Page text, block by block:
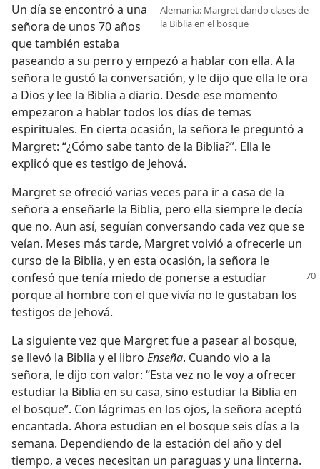
Alemania: Margret dando clases de
la Biblia en el bosque
Un día se encontró a una
señora de unos 70 años
que también estaba
paseando a su perro y empezó a hablar con ella. A la
señora le gustó la conversación, y le dijo que ella le ora
a Dios y lee la Biblia a diario. Desde ese momento
empezaron a hablar todos los días de temas
espirituales. En cierta ocasión, la señora le preguntó a
Margret: “¿Cómo sabe tanto de la Biblia?”. Ella le
explicó que es testigo de Jehová.
Margret se ofreció varias veces para ir a casa de la
señora a enseñarle la Biblia, pero ella siempre le decía
que no. Aun así, seguían conversando cada vez que se
veían. Meses más tarde, Margret volvió a ofrecerle un
curso de la Biblia, y en esta ocasión, la señora le
confesó quetenía miedo de ponerse a estudiar
porque al hombre con el que vivía no le gustaban los
testigos de Jehová.
La siguiente vez que Margret fue a pasear al bosque,
se llevó la Biblia y el libro Enseña. Cuando vio a la
señora, le dijo con valor: “Esta vez no le voy a ofrecer
estudiar la Biblia en su casa, sino estudiar la Biblia en
el bosque”. Con lágrimas en los ojos, la señora aceptó
encantada. Ahora estudian en el bosque seis días a la
semana. Dependiendo de la estación del año y del
tiempo, a veces necesitan un paraguas y una linterna.